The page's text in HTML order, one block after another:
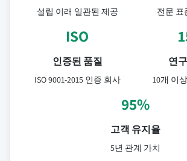
설립 이래 일관된 제공 전문 표
ISO
인증된 품질
ISO 9001-2015 인증 회사
연
10개 이
95%
고객 유지율
5년 관계 가치